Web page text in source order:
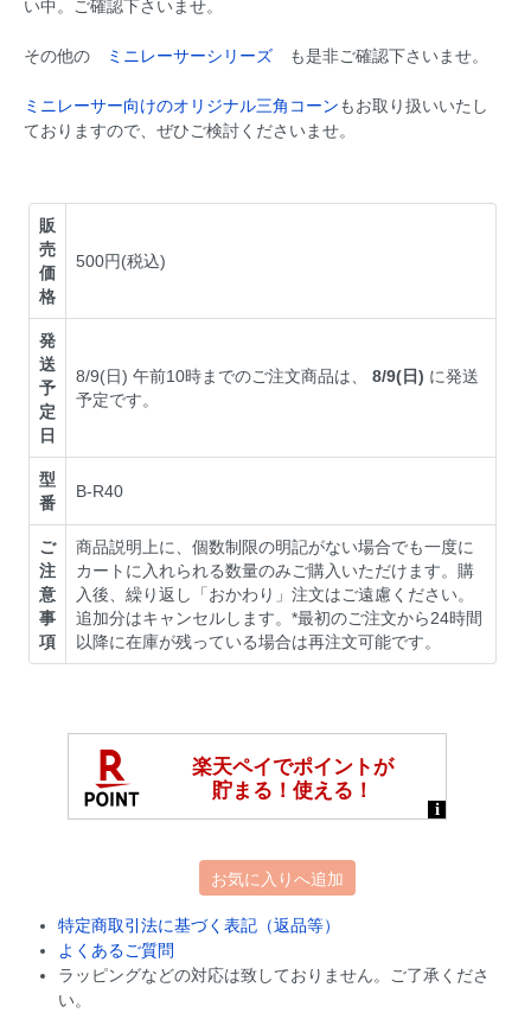
い中。ご確認下さいませ。
その他の ミニレーサーシリーズ も是非ご確認下さいませ。
ミニレーサー向けのオリジナル三角コーンもお取り扱いいたし
ておりますので、ぜひご検討くださいませ。
販
売
価
格
500円(税込)
発
送
予
定
日
8/9(日) 午前10時までのご注文商品は、8/9(日) に発送
予定です。
型
番
B-R40
ご
注
意
事
項
商品説明上に、個数制限の明記がない場合でも一度に
カートに入れられる数量のみご購入いただけます。購
入後、繰り返し「おかわり」注文はご遠慮ください。
追加分はキャンセルします。*最初のご注文から24時間
以降に在庫が残っている場合は再注文可能です。
お気に入りへ追加
特定商取引法に基づく表記（返品等）
よくあるご質問
ラッピングなどの対応は致しておりません。ご了承くださ
い。